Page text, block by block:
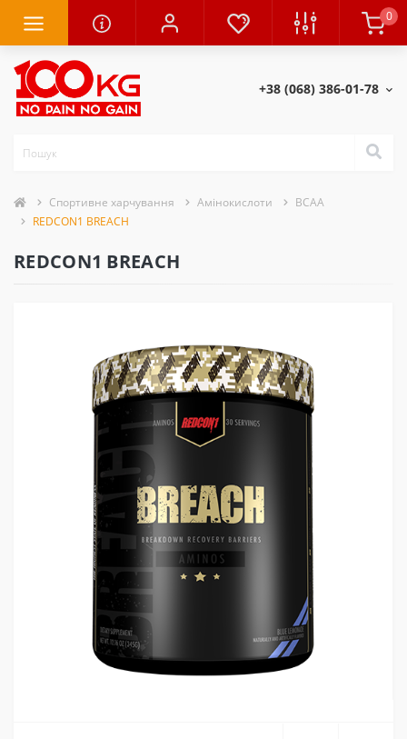
0
+38 (068) 386-01-78
Спортивне харчування Амінокислоти
BCAA
REDCON1 BREACH
REDCON1 BREACH